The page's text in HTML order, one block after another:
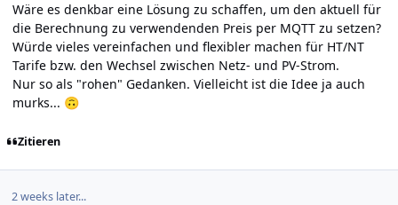
Wäre es denkbar eine Lösung zu schaffen, um den aktuell für
die Berechnung zu verwendenden Preis per MQTT zu setzen?
Würde vieles vereinfachen und flexibler machen für HT/NT
Tarife bzw. den Wechsel zwischen Netz- und PV-Strom.
Nur so als "rohen" Gedanken. Vielleicht ist die Idee ja auch
murks... 🙃
Zitieren
2 weeks later...